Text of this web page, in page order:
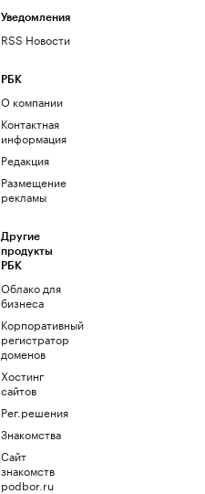
Уведомления
RSS Новости
РБК
О компании
Контактная
информация
Редакция
Размещение
рекламы
Другие
продукты
РБК
Облако для
бизнеса
Корпоративный
регистратор
доменов
Хостинг
сайтов
Рег.решения
Знакомства
Сайт
знакомств
podbor.ru